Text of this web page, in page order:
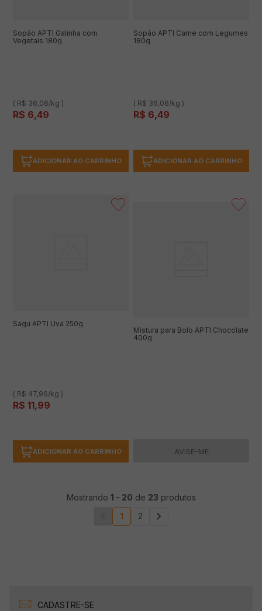
Sopão APTI Galinha com
Vegetais 180g
( R$ 36,06/kg )
R$ 6,49
ADICIONAR AO CARRINHO
Sopão APTI Carne com Legumes
180g
( R$ 36,06/kg )
R$ 6,49
ADICIONAR AO CARRINHO
Sagu APTI Uva 250g
( R$ 47,96/kg )
R$ 11,99
ADICIONAR AO CARRINHO
Mistura para Bolo APTI Chocolate
400g
AVISE-ME
Mostrando 1 - 20 de 23 produtos
1
2
CADASTRE-SE